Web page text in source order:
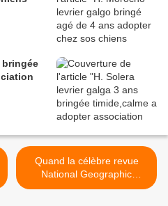
Quand la célèbre revue
National Geographic
dénonce le martyr des